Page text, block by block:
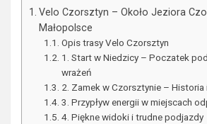
Velo Czorsztyn – Około Jeziora
Małopolsce
Opis trasy Velo Czorsztyn
1. Start w Niedzicy – Poczatek
wrażeń
2. Zamek w Czorsztynie – Historia
3. Przypływ energii w miejscach
4. Piękne widoki i trudne podjazdy